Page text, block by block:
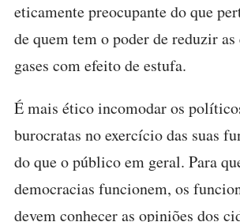
eticamente preocupante do que
de quem tem o poder de reduzir as
gases com efeito de estufa.
É mais ético incomodar os
burocratas no exercício das suas
do que o público em geral. Para
democracias funcionem, os
devem conhecer as opiniões dos